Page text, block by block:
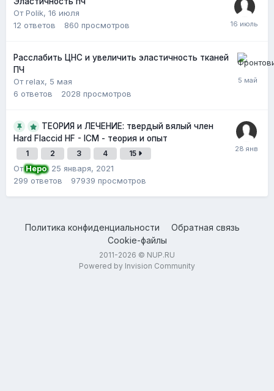
От Polik, 16 июля
12 ответов 860 просмотров
Расслабить ЦНС и увеличить эластичность тканей
ПЧ
От relax, 5 мая
6 ответов 2028 просмотров
ТЕОРИЯ и ЛЕЧЕНИЕ: твердый вялый член
Hard Flaccid HF - ICM - теория и опыт
1 2 3 4 15
ОтНеро, 25 января, 2021
299 ответов 97939 просмотров
Политика конфиденциальности
Обратная связь
Cookie-файлы
2011-2026 © NUP.RU
Powered by Invision Community